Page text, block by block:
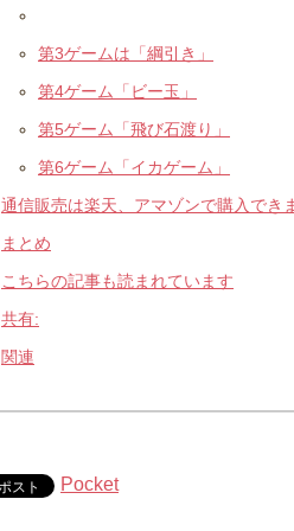
第3ゲームは「綱引き」
第4ゲーム「ビー玉」
第5ゲーム「飛び石渡り」
第6ゲーム「イカゲーム」
通信販売は楽天、アマゾンで購入でき
まとめ
こちらの記事も読まれています
共有:
関連
Pocket